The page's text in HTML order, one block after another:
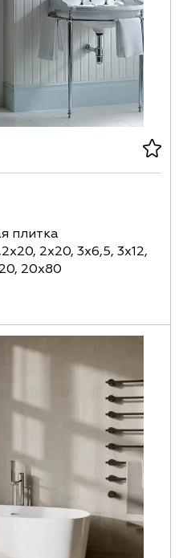
плитка
2х20, 3х6,5, 3х12,
20х80